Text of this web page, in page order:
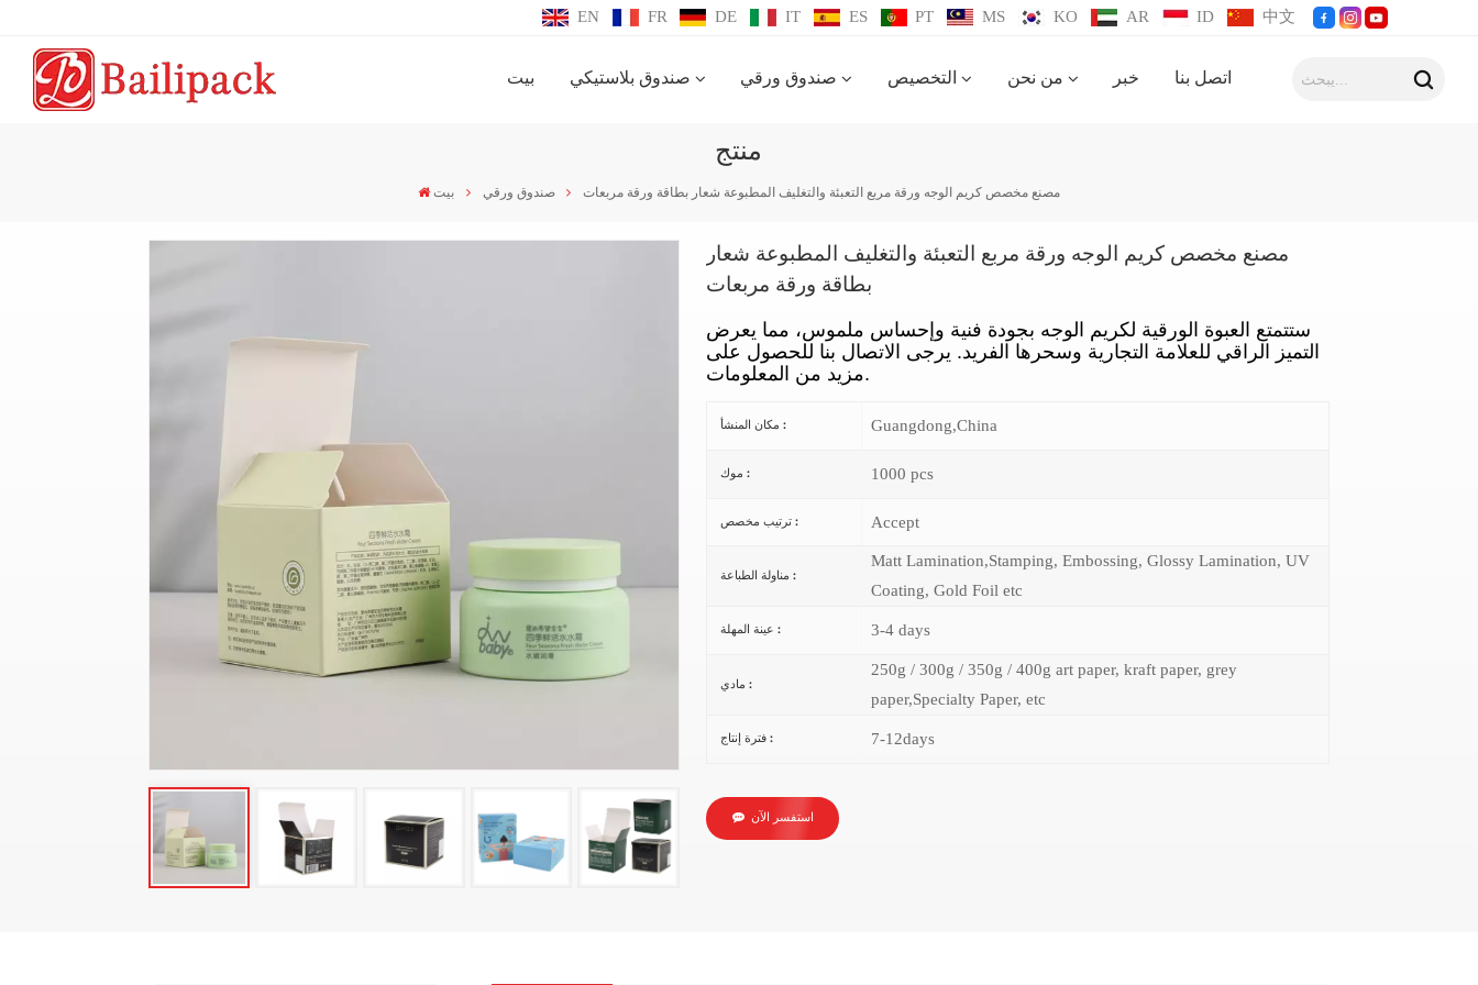
EN FR DE IT ES PT MS KO AR ID 中文
بيت صندوق بلاستيكي صندوق ورقي التخصيص من نحن خبر اتصل بنا
منتج
بيت صندوق ورقي مصنع مخصص كريم الوجه ورقة مربع التعبئة والتغليف المطبوعة شعار بطاقة ورقة مربعات
مصنع مخصص كريم الوجه ورقة مربع التعبئة والتغليف المطبوعة شعار
بطاقة ورقة مربعات
ستتمتع العبوة الورقية لكريم الوجه بجودة فنية وإحساس ملموس، مما يعرض
التميز الراقي للعلامة التجارية وسحرها الفريد. يرجى الاتصال بنا للحصول على
مزيد من المعلومات.
مكان المنشأ : Guangdong,China
موك : 1000 pcs
ترتيب مخصص : Accept
مناولة الطباعة :
Matt Lamination,Stamping, Embossing, Glossy Lamination, UV
Coating, Gold Foil etc
عينة المهلة : 3-4 days
مادي :
250g / 300g / 350g / 400g art paper, kraft paper, grey
paper,Specialty Paper, etc
فترة إنتاج : 7-12days
استفسر الآن